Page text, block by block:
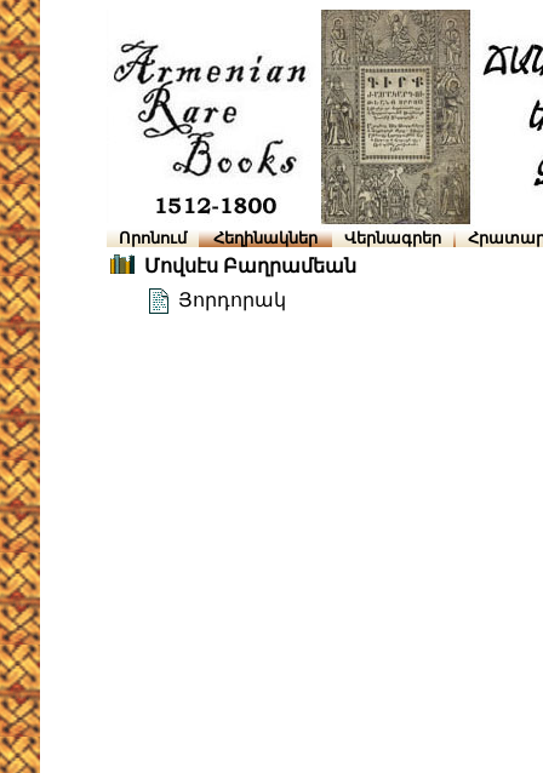
Որոնում Հեղինակներ Վերնագրեր
Մովսէս Բաղրամեան
Յորդորակ